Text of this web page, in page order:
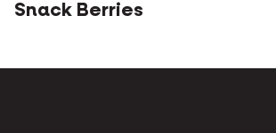
Snack Berries